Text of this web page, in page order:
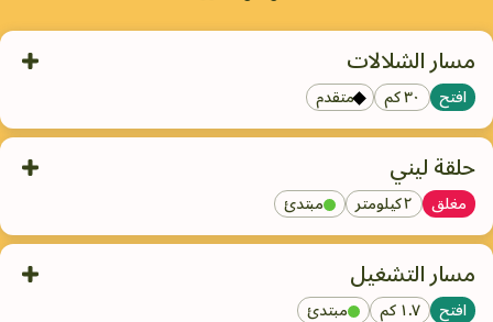
مسار الشلالات
افتح ٣٠ كم متقدم
تُعد Cascades واحدة من أفضل مسارات الهبوط في فيكتوريا، وسرعان
ما أصبحت مفضلة لدى مجتمع ركوب الدراجات الجبلية. هذا المسار
المخصص لجميع أنواع الجبال، الذي يوفر مغامرة متوسطة مع ميزات
متقدمة، يمتد لمسافة 30 كم من قمة بحيرة ماونتن عبر غابات ألباين
جميلة وصولاً إلى ماريسبيل.
حلقة ليني
مغلق ٢ كيلومتر مبتدئ
المسار المثالي للمبتدئين للمجموعات المدرسية والعائلات، جيد أيضًا
للإحماء قبل تجربة شيء أكثر تحديًا.
مسار التشغيل
افتح ١.٧ كم مبتدئ